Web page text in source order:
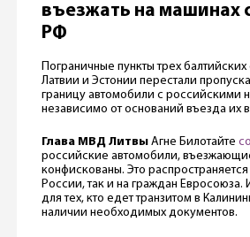
въезжать на машинах
РФ
Пограничные пункты трех балтийских
Латвии и Эстонии перестали
границу автомобили с российскими
независимо от оснований въезда их
Глава МВД ЛитвыАгне Билотайте
российские автомобили,
конфискованы. Это
России, так и на граждан
для тех, кто едет транзитом в
наличии необходимых документов.